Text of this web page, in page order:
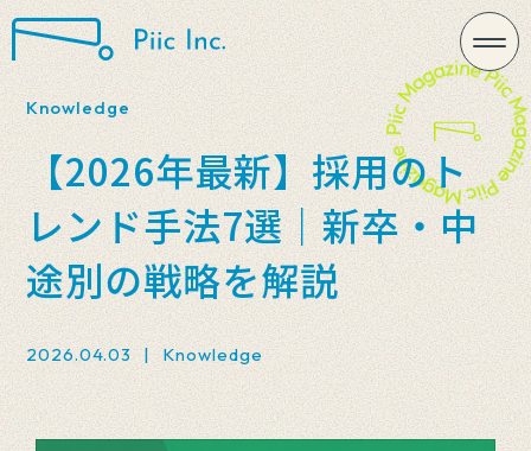
Knowledge
【2026年最新】採用のト
レンド手法7選｜新卒・中
途別の戦略を解説
2026.04.03 | Knowledge